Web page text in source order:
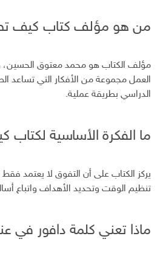
من هو مؤلف كتاب كيف
مؤلف الكتاب هو محمد معتوق
العمل مجموعة من الأفكار التي تساعد
الدراسي بطريقة عملية.
ما الفكرة الأساسية لكتاب
يركز الكتاب على أن التفوق لا يعتمد فقط
تنظيم الوقت وتحديد الأهداف واتباع
ماذا تعني كلمة دافور في